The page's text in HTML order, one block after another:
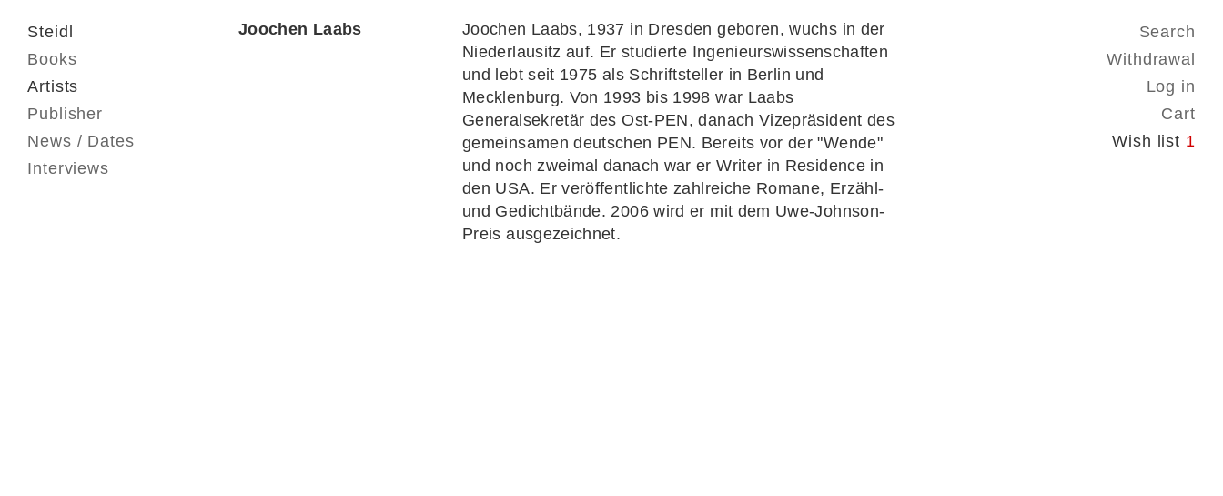
Steidl
Books
Artists
Publisher
News / Dates
Interviews
Search
Withdrawal
Log in
Cart
Wish list 1
Joochen Laabs
Joochen Laabs, 1937 in Dresden geboren, wuchs in der
Niederlausitz auf. Er studierte Ingenieurswissenschaften
und lebt seit 1975 als Schriftsteller in Berlin und
Mecklenburg. Von 1993 bis 1998 war Laabs
Generalsekretär des Ost-PEN, danach Vizepräsident des
gemeinsamen deutschen PEN. Bereits vor der "Wende"
und noch zweimal danach war er Writer in Residence in
den USA. Er veröffentlichte zahlreiche Romane, Erzähl-
und Gedichtbände. 2006 wird er mit dem Uwe-Johnson-
Preis ausgezeichnet.